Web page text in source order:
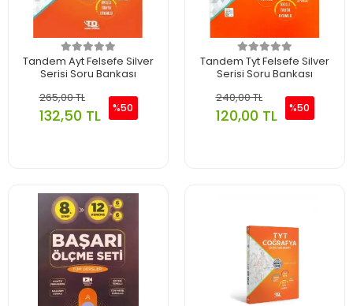
Tandem Ayt Felsefe Silver
Serisi Soru Bankası
265,00 TL
132,50 TL %50
Tandem Tyt Felsefe Silver
Serisi Soru Bankası
240,00 TL
120,00 TL %50